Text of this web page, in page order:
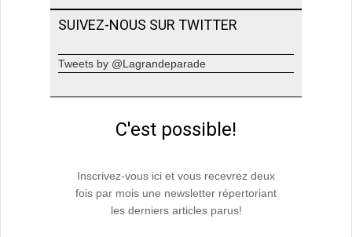
SUIVEZ-NOUS SUR TWITTER
Tweets by @Lagrandeparade
C'est possible!
Inscrivez-vous ici et vous recevrez deux
fois par mois une newsletter répertoriant
les derniers articles parus!